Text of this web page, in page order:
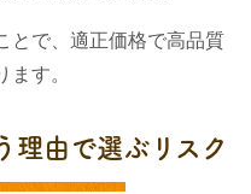
とで、適正価格で高品質
す。
理由で選ぶリスク